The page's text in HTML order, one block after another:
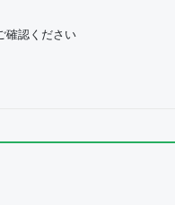
確認ください